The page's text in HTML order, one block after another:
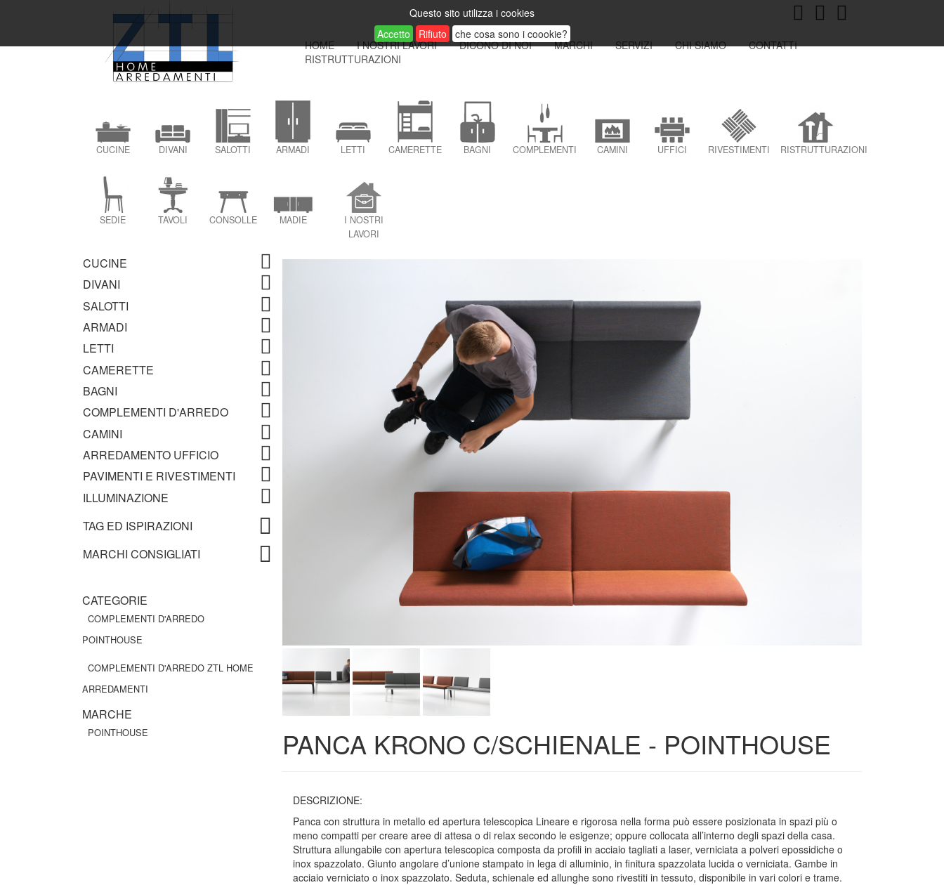
Questo sito utilizza i cookies
Accetto
Rifiuto che cosa sono i coookie?
HOME I NOSTRI LAVORI DICONO DI NOI MARCHI SERVIZI CHI SIAMO
CONTATTI
RISTRUTTURAZIONI
CUCINE DIVANI SALOTTI ARMADI LETTI CAMERETTE BAGNI COMPLEMENTI CAMINI UFFICI RIVESTIMENTI RISTRUTTURAZIONI
SEDIE TAVOLI CONSOLLE MADIE
I NOSTRI
LAVORI
CUCINE
DIVANI
SALOTTI
ARMADI
LETTI
CAMERETTE
BAGNI
COMPLEMENTI D'ARREDO
CAMINI
ARREDAMENTO UFFICIO
PAVIMENTI E RIVESTIMENTI
ILLUMINAZIONE
TAG ED ISPIRAZIONI
MARCHI CONSIGLIATI
CATEGORIE
COMPLEMENTI D'ARREDO
POINTHOUSE
COMPLEMENTI D'ARREDO ZTL HOME
ARREDAMENTI
MARCHE
POINTHOUSE PANCA KRONO C/SCHIENALE - POINTHOUSE
DESCRIZIONE:
Panca con struttura in metallo ed apertura telescopica Lineare e rigorosa nella forma può essere posizionata in spazi più o
meno compatti per creare aree di attesa o di relax secondo le esigenze; oppure collocata all’interno degli spazi della casa.
Struttura allungabile con apertura telescopica composta da profili in acciaio tagliati a laser, verniciata a polveri epossidiche o
inox spazzolato. Giunto angolare d’unione stampato in lega di alluminio, in finitura spazzolata lucida o verniciata. Gambe in
acciaio verniciato o inox spazzolato. Seduta, schienale ed allunghe sono rivestiti in tessuto, disponibile in vari colori e trame.